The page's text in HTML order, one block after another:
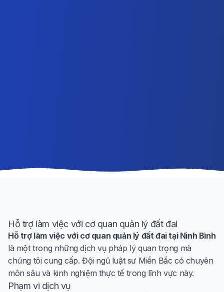
Hỗ trợ làm việc với cơ quan quản lý đất đai
Hỗ trợ làm việc với cơ quan quản lý đất đai tại Ninh Bình
là một trong những dịch vụ pháp lý quan trọng mà
chúng tôi cung cấp. Đội ngũ luật sư Miền Bắc có chuyên
môn sâu và kinh nghiệm thực tế trong lĩnh vực này.
Phạm vi dịch vụ